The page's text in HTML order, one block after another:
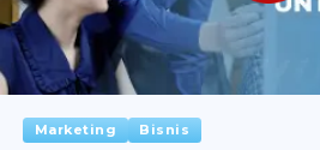
Marketing Bisnis